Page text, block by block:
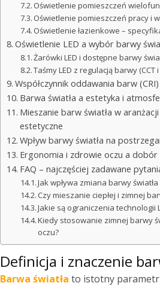
Oświetlenie pomieszczeń
Oświetlenie pomieszczeń pracy i
Oświetlenie łazienkowe –
Oświetlenie LED a wybór barwy
Żarówki LED i dostępne barwy
Taśmy LED z regulacją barwy (CCT i
Współczynnik oddawania barw
Barwa światła a estetyka i
Mieszanie barw światła w
estetyczne
Wpływ barwy światła na
Ergonomia i zdrowie oczu a dobór
FAQ – najczęściej zadawane
Jak wpływa zmiana barwy
Czy mieszanie ciepłej i zimnej
Jakie są ograniczenia technologii
Kiedy stosowanie zimnej barwy
oczu?
Definicja i znaczenie
Barwa światła to istotny parametr